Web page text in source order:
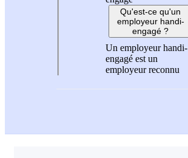
Qu'est-ce qu'un
employeur handi-
engagé ?
Un employeur handi-
engagé est un
employeur reconnu